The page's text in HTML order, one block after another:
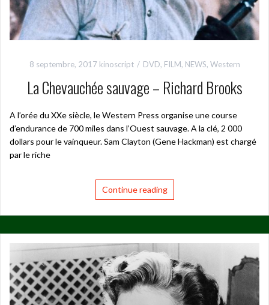
8 septembre, 2017 kinoscript DVD, FILM, NEWS, Western
La Chevauchée sauvage – Richard Brooks
A l’orée du XXe siècle, le Western Press organise une course
d’endurance de 700 miles dans l’Ouest sauvage. A la clé, 2 000
dollars pour le vainqueur. Sam Clayton (Gene Hackman) est chargé
par le riche
Continue reading